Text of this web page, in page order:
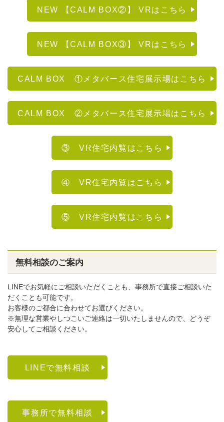
NEW 【CALM BOX②】 VRはこちら
NEW 【CALM BOX③】 VRはこちら
CALM BOX ①メタバース住宅展示場はこちら
CALM BOX ②メタバース住宅展示場はこちら
③ VR住宅内覧はこちら
④ VR住宅内覧はこちら
⑤ VR住宅内覧はこちら
無料相談のご案内
LINEでお気軽にご相談いただくことも、事務所で直接ご相談いた
だくことも可能です。
お客様のご都合に合わせてお選びください。
※無理な営業やしつこいご連絡は一切いたしませんので、どうぞ
安心してご相談ください。
LINEで無料相談
事務所で無料相談